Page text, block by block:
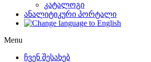
კატალოგი
ანალიტიკური პორტალი
Menu
ჩვენ შესახებ